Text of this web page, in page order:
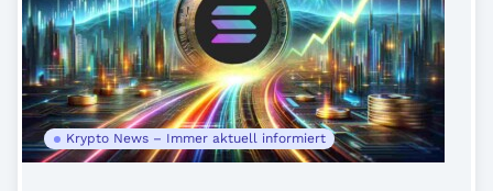
Krypto News – Immer aktuell informiert